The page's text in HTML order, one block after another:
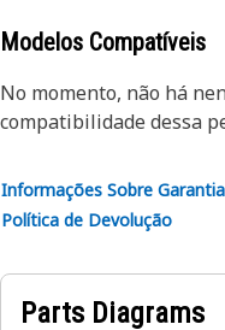
Modelos Compatíveis
No momento, não há
compatibilidade dessa
Informações Sobre Garantia
Política de Devolução
Parts Diagrams